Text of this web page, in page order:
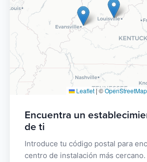
Leaflet | ©OpenStreetMap
Encuentra un
de ti
Introduce tu código postal para
centro de instalación más cercano.